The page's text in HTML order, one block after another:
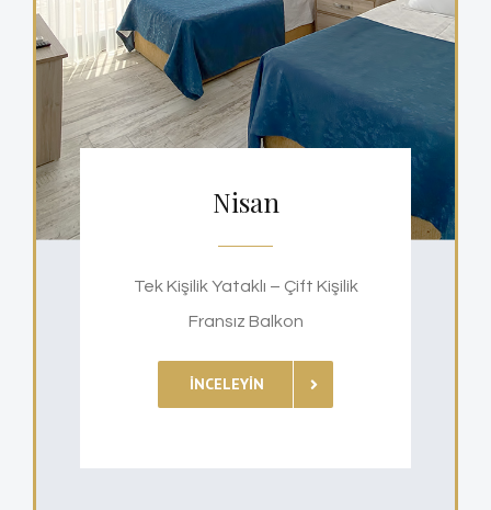
Nisan
Tek Kişilik Yataklı – Çift Kişilik
Fransız Balkon
İNCELEYIN